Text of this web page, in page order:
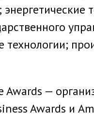
—
Awards и